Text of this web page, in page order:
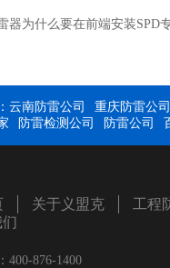
器为什么要在前端安装SPD
云南防雷公司 重庆防雷公司
防雷检测公司 防雷公司
关于义盟克 工程
400-876-1400